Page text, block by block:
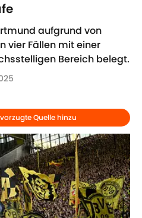
aufgrund von
vier Fällen mit einer
Bereich belegt.
Quelle hinzu